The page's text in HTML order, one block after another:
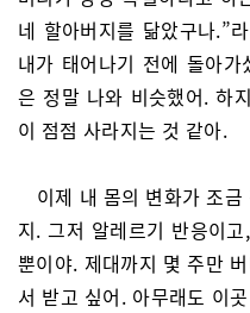
네 할아버지를 닮았구나.”
내가 태어나기 전에 돌아
은 정말 나와 비슷했어. 하
이 점점 사라지는 것 같아.
이제 내 몸의 변화가 조
지. 그저 알레르기 반응이
뿐이야. 제대까지 몇 주만
서 받고 싶어. 아무래도 이